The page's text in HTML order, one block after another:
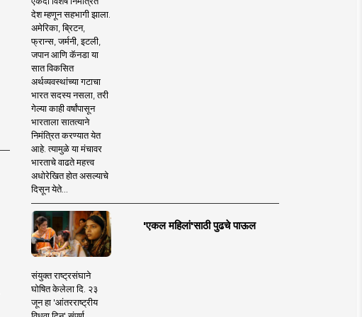
देश म्हणून सहभागी झाला.
अमेरिका, ब्रिटन,
फ्रान्स, जर्मनी, इटली,
जपान आणि कॅनडा या
सात विकसित
अर्थव्यवस्थांच्या गटाचा
भारत सदस्य नसला, तरी
गेल्या काही वर्षांपासून
भारताला सातत्याने
निमंत्रित करण्यात येत
आहे. त्यामुळे या मंचावर
भारताचे वाढते महत्त्व
अधोरेखित होत असल्याचे
दिसून येते...
'एकल महिलां'साठी पुढचे पाऊल
संयुक्त राष्ट्रसंघाने
घोषित केलेला दि. २३
जून हा 'आंतरराष्ट्रीय